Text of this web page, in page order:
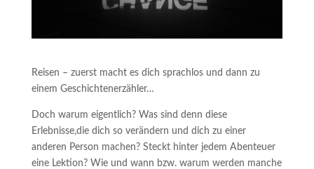
Reisen – zuerst macht es dich sprachlos und dann zu
einem Geschichtenerzähler…
Doch warum eigentlich? Was sind denn diese
Erlebnisse,die dich so verändern und dich zu einer
anderen Person machen? Steckt hinter jedem Abenteuer
eine Lektion? Wie und wann bzw. warum werden manche